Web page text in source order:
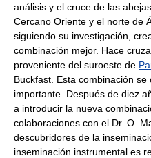
análisis y el cruce de las
Cercano Oriente y el norte de
siguiendo su investigación,
combinación mejor. Hace
proveniente del suroeste de
Buckfast. Esta combinación
importante. Después de diez
a introducir la nueva
colaboraciones con el Dr. O.
descubridores de la
inseminación instrumental es